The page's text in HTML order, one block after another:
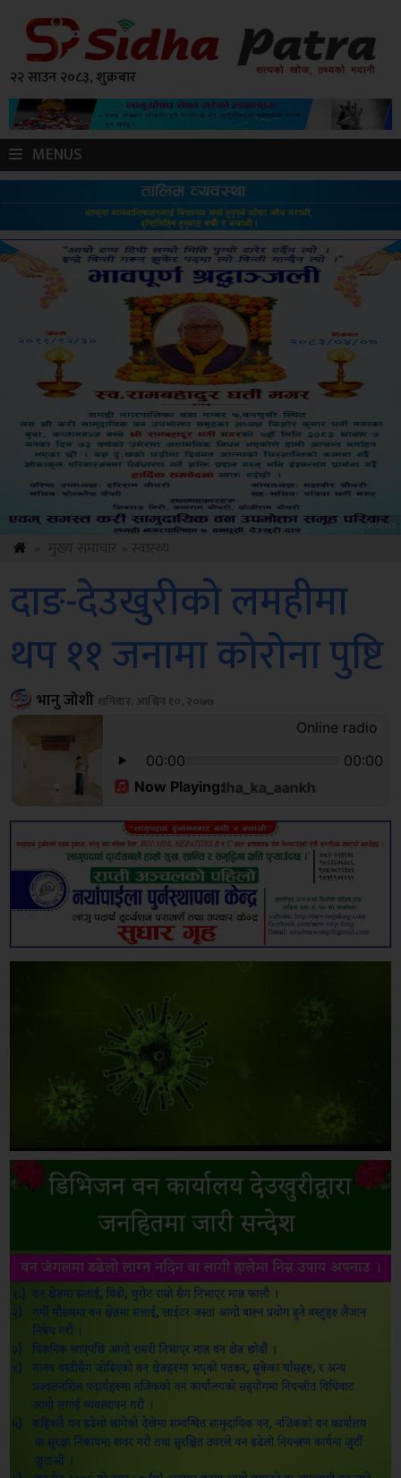
२२ साउन २०८३, शुक्रबार
MENUS
Amb
दाङ-देउखुरीको लमहीमा
थप ११ जनामा काेराेना पुष्टि
भानु जोशी शनिबार, आश्विन १०, २०७७